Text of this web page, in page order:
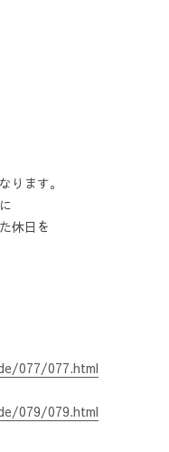
ります。
休日を
077/077.html
079/079.html